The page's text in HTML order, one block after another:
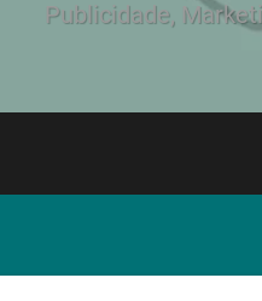
Publicidade,